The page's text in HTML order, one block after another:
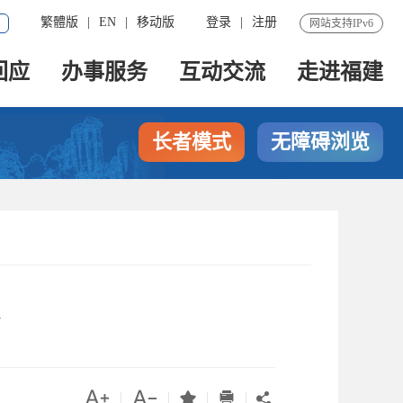
网站支持IPv6
登录 注册
繁體版 EN 移动版
应 办事服务 互动交流 走进福建
长者模式 无障碍浏览
  